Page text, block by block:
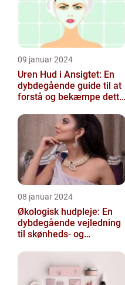
09 januar 2024
Uren Hud i Ansigtet: En
dybdegående guide til at
forstå og bekæmpe dette
08 januar 2024
Økologisk hudpleje: En
dybdegående vejledning
til skønheds- og